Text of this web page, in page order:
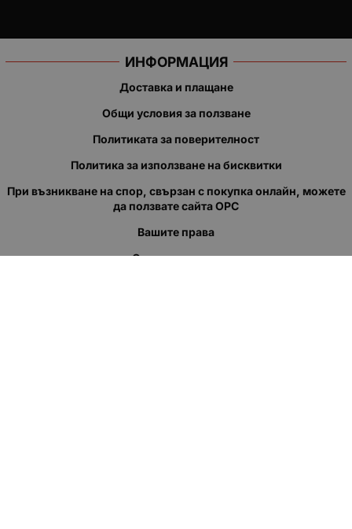
ИНФОРМАЦИЯ
Доставка и плащане
Общи условия за ползване
Политиката за поверителност
Политика за използване на бисквитки
При възникване на спор, свързан с покупка онлайн, можете
да ползвате сайта ОРС
Вашите права
Отказ от сделка